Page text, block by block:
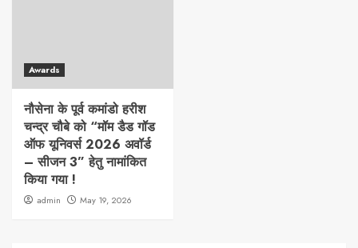
Awards
नौसेना के पूर्व कमांडो हरीश
चन्द्र चौबे को “मॉम डैड गॉड
ऑफ यूनिवर्स 2026 अवॉर्ड
– सीजन 3” हेतु नामांकित
किया गया !
admin May 19, 2026